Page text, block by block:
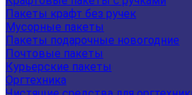
Пакеты крафт без ручек
Мусорные пакеты
Пакеты подарочные новогодние
Почтовые пакеты
Курьерские пакеты
Оргтехника